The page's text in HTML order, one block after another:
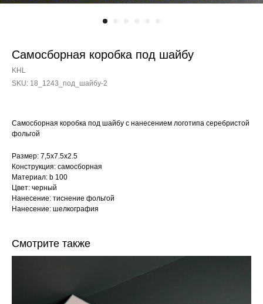
Самосборная коробка под шайбу
KHL
SKU: 18_1243_под_шайбу-2
Самосборная коробка под шайбу с нанесением логотипа серебристой
фольгой
Размер: 7,5х7.5х2.5
Конструкция: самосборная
Материал: b 100
Цвет: черный
Нанесение: тиснение фольгой
Нанесение: шелкография
Смотрите также